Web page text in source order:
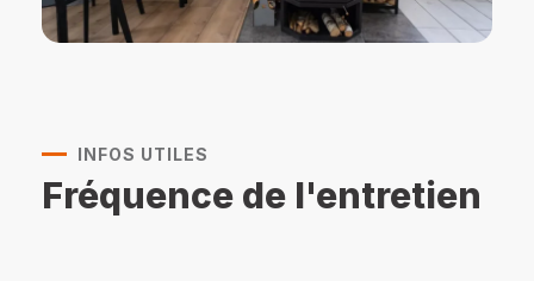
INFOS UTILES
Fréquence de l'entretien